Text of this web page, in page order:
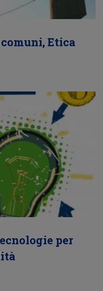
Etica
per